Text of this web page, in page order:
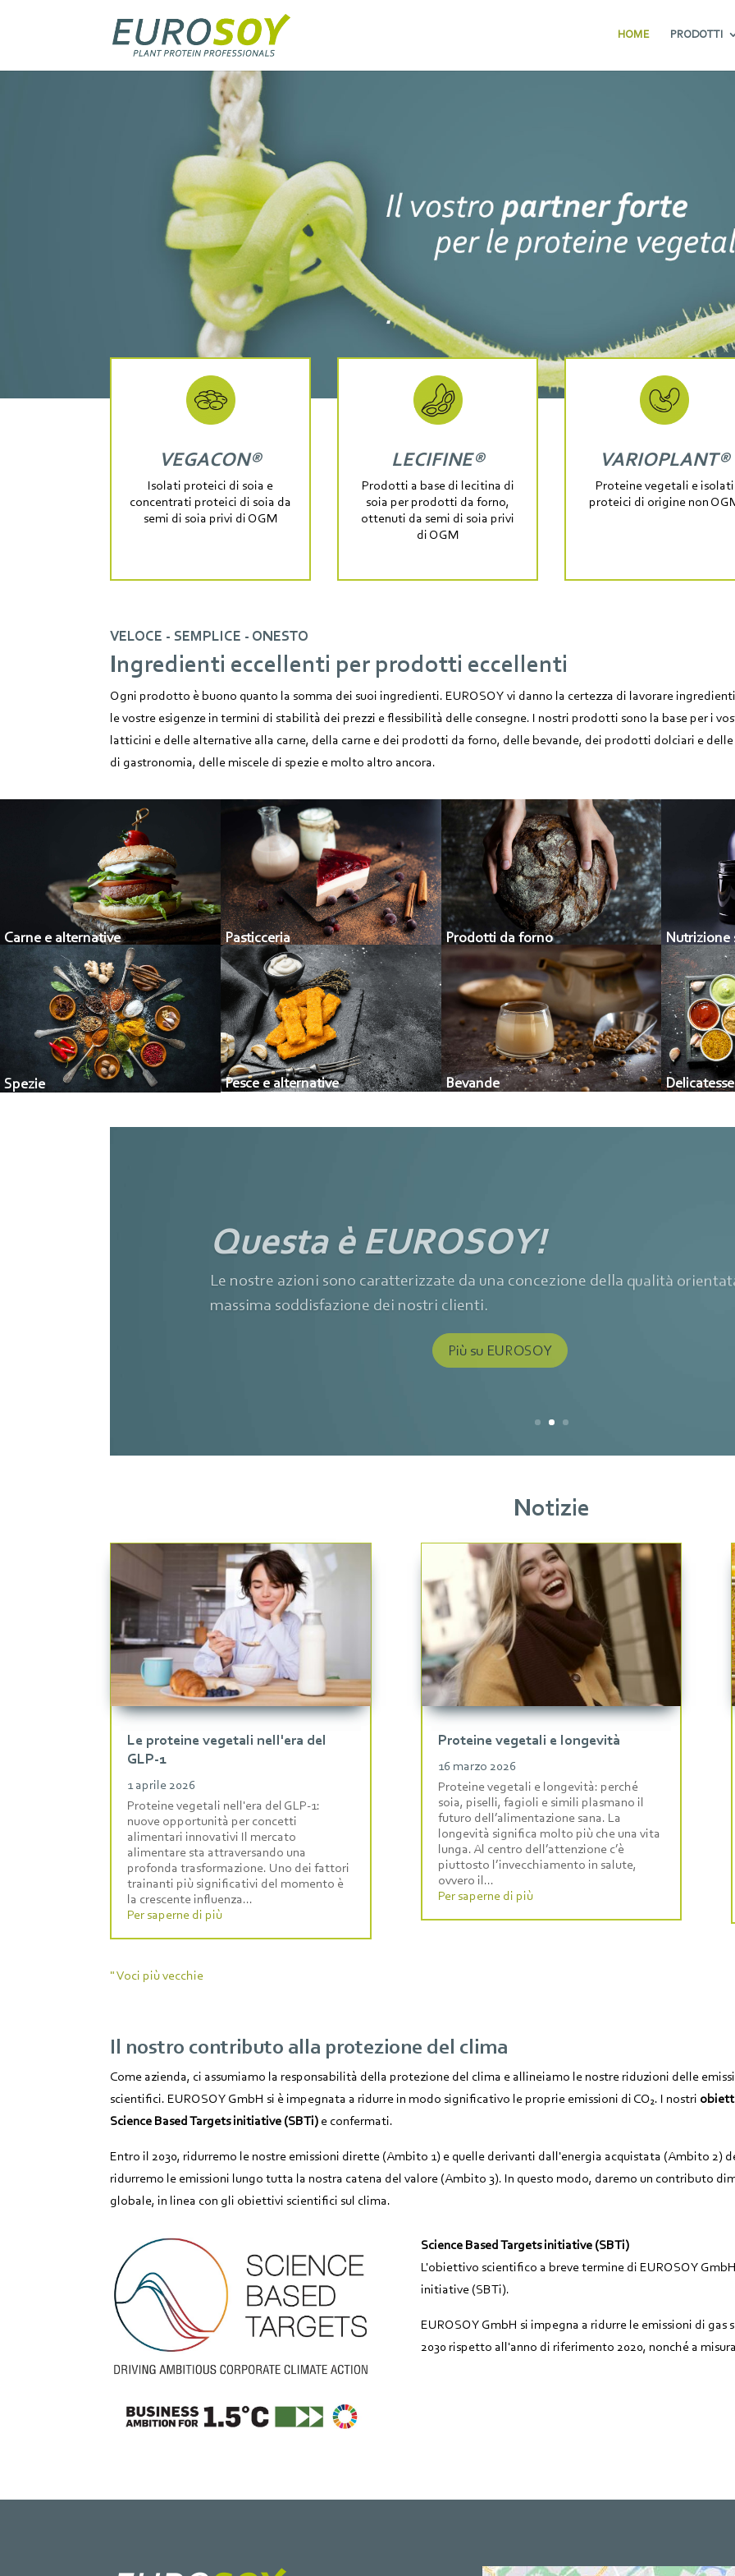
HOME PRODOTTI
VEGACON®
Isolati proteici di soia e
concentrati proteici di soia da
semi di soia privi di OGM
LECIFINE®
Prodotti a base di lecitina di
soia per prodotti da forno,
ottenuti da semi di soia privi
di OGM
VARIOPLANT®
Proteine vegetali e isolati
proteici di origine non
VELOCE - SEMPLICE - ONESTO
Ingredienti eccellenti per prodotti eccellenti
Ogni prodotto è buono quanto la somma dei suoi ingredienti. EUROSOY vi danno la certezza di lavorare
le vostre esigenze in termini di stabilità dei prezzi e flessibilità delle consegne. I nostri prodotti sono la base per i
latticini e delle alternative alla carne, della carne e dei prodotti da forno, delle bevande, dei prodotti dolciari e
di gastronomia, delle miscele di spezie e molto altro ancora.
Carne e alternative Pasticceria Prodotti da forno Nutrizione
Spezie Pesce e alternative Bevande
Questa è EUROSOY!
Le nostre azioni sono caratterizzate da una concezione della qualità
massima soddisfazione dei nostri clienti.
Più su EUROSOY
Notizie
Le proteine vegetali nell'era del
GLP-1
1 aprile 2026
Proteine vegetali nell'era del GLP-1:
nuove opportunità per concetti
alimentari innovativi Il mercato
alimentare sta attraversando una
profonda trasformazione. Uno dei fattori
trainanti più significativi del momento è
la crescente influenza...
Per saperne di più
Proteine vegetali e longevità
16 marzo 2026
Proteine vegetali e longevità: perché
soia, piselli, fagioli e simili plasmano il
futuro dell’alimentazione sana. La
longevità significa molto più che una vita
lunga. Al centro dell’attenzione c’è
piuttosto l’invecchiamento in salute,
ovvero il...
Per saperne di più
" Voci più vecchie
Il nostro contributo alla protezione del clima
Come azienda, ci assumiamo la responsabilità della protezione del clima e allineiamo le nostre riduzioni delle
scientifici. EUROSOY GmbH si è impegnata a ridurre in modo significativo le proprie emissioni di CO₂. I nostri
Science Based Targets initiative (SBTi) e confermati.
Entro il 2030, ridurremo le nostre emissioni dirette (Ambito 1) e quelle derivanti dall'energia acquistata (Ambito 2)
ridurremo le emissioni lungo tutta la nostra catena del valore (Ambito 3). In questo modo, daremo un contributo
globale, in linea con gli obiettivi scientifici sul clima.
Science Based Targets initiative (SBTi)
L'obiettivo scientifico a breve termine di EUROSOY
initiative (SBTi).
EUROSOY GmbH si impegna a ridurre le emissioni di
2030 rispetto all'anno di riferimento 2020, nonché a